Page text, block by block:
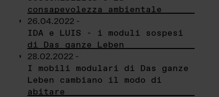
consapevolezza ambientale
26.04.2022 -
IDA e LUIS - i moduli sospesi
di Das ganze Leben
28.02.2022 -
I mobili modulari di Das ganze
Leben cambiano il modo di
abitare